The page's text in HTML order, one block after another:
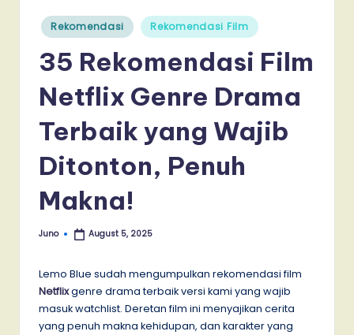
Posted
in
Rekomendasi Rekomendasi Film
35 Rekomendasi Film
Netflix Genre Drama
Terbaik yang Wajib
Ditonton, Penuh
Makna!
Posted
Juno August 5, 2025
Lemo Blue sudah mengumpulkan rekomendasi film
Netflixgenre drama terbaik versi kami yang wajib
masuk watchlist. Deretan film ini menyajikan cerita
yang penuh makna kehidupan, dan karakter yang